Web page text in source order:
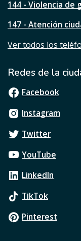
a
144 - Violencia de
147 - Atención
Ver todos los
Redes de la
Facebook
Instagram
Twitter
YouTube
LinkedIn
TikTok
Pinterest